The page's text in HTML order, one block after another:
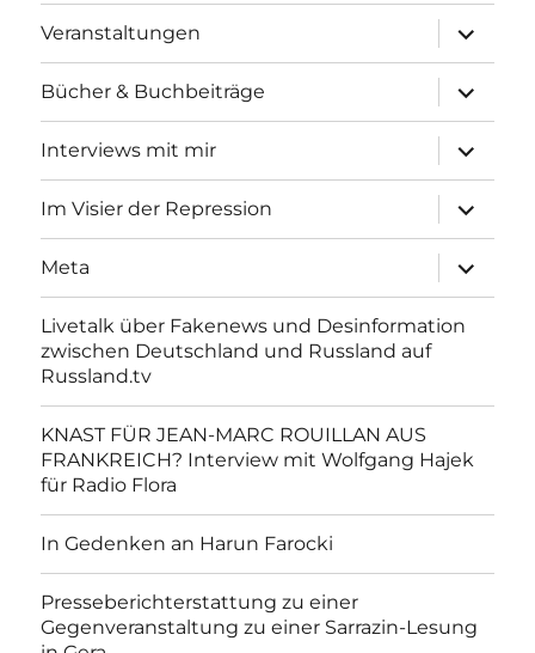
Veranstaltungen
anzeigen
Bücher & Buchbeiträge
anzeigen
Interviews mit mir
anzeigen
Im Visier der Repression
anzeigen
Meta
anzeigen
Livetalk über Fakenews und Desinformation
zwischen Deutschland und Russland auf
Russland.tv
KNAST FÜR JEAN-MARC ROUILLAN AUS
FRANKREICH? Interview mit Wolfgang Hajek
für Radio Flora
In Gedenken an Harun Farocki
Presseberichterstattung zu einer
Gegenveranstaltung zu einer Sarrazin-Lesung